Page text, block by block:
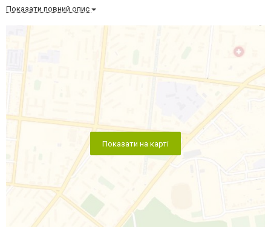
Показати повний опис
Показати на карті